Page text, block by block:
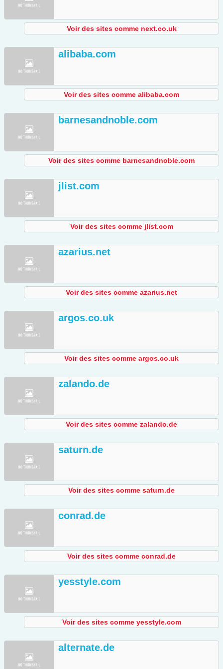
Voir des sites comme next.co.uk
alibaba.com
Voir des sites comme alibaba.com
barnesandnoble.com
Voir des sites comme barnesandnoble.com
jlist.com
Voir des sites comme jlist.com
azarius.net
Voir des sites comme azarius.net
argos.co.uk
Voir des sites comme argos.co.uk
zalando.de
Voir des sites comme zalando.de
saturn.de
Voir des sites comme saturn.de
conrad.de
Voir des sites comme conrad.de
yesstyle.com
Voir des sites comme yesstyle.com
alternate.de